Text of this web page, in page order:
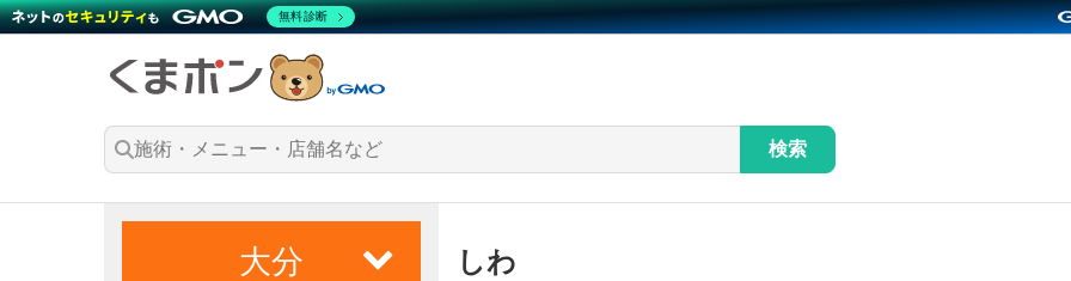
検索
しわ
大分
無料診断